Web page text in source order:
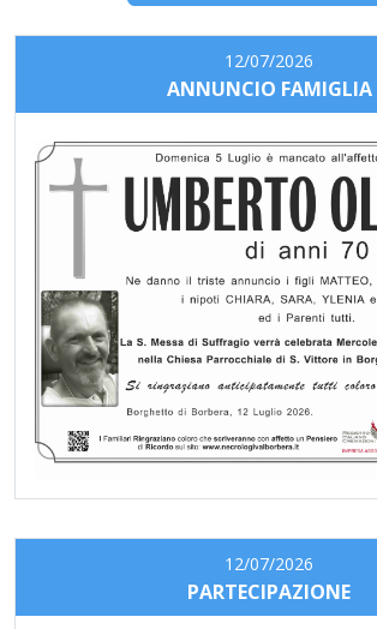
12/07/2026
ANNUNCIO FAMIGLIA
12/07/2026
PARTECIPAZIONE